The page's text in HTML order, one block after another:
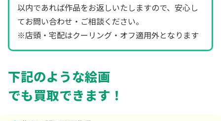
以内であれば作品をお返しいたしますので、安心し
てお問い合わせ・ご相談ください。
※店頭・宅配はクーリング・オフ適用外となります
下記のような絵画
でも買取できます！